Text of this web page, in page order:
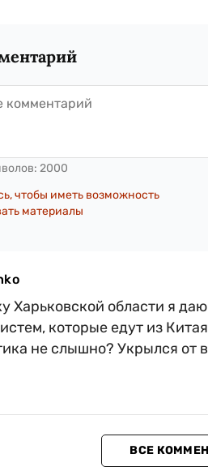
2000
чтобы иметь возможность
материалы
Харьковской области я
которые едут из
не слышно? Укрылся от
ВСЕ